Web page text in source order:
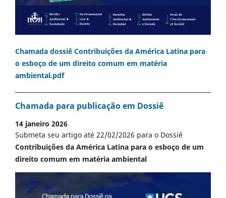
Chamada dossiê Contribuições da América Latina para
o esboço de um direito comum em matéria
ambiental.pdf
Chamada para publicação em Dossiê
14 janeiro 2026
Submeta seu artigo até 22/02/2026 para o Dossiê
Contribuições da América Latina para o esboço de um
direito comum em matéria ambiental